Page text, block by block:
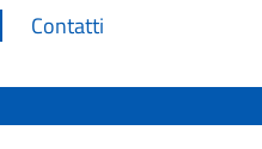
Contatti